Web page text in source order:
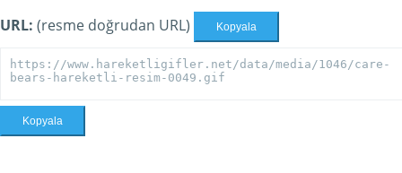
URL: (resme doğrudan URL) Kopyala
Kopyala